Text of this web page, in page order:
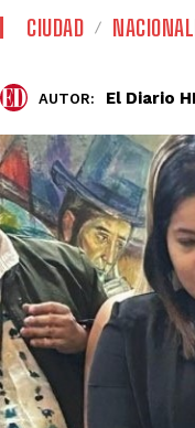
CIUDAD
AUTOR: El Diario